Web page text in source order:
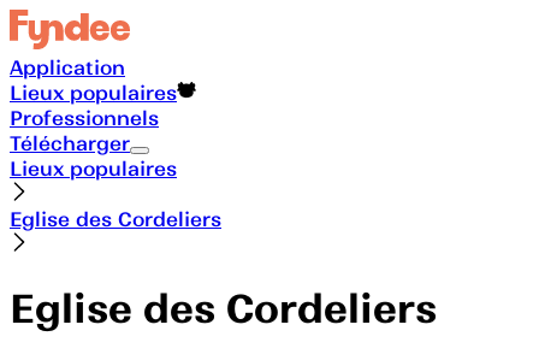
Application
Lieux populaires
Professionnels
Télécharger
Lieux populaires
Eglise des Cordeliers
Eglise des Cordeliers